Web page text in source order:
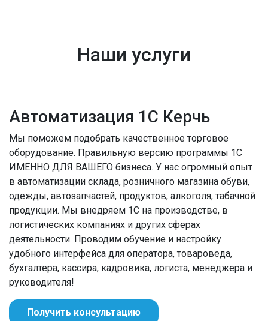
Наши услуги
Автоматизация 1С Керчь
Мы поможем подобрать качественное торговое
оборудование. Правильную версию программы 1С
ИМЕННО ДЛЯ ВАШЕГО бизнеса. У нас огромный опыт
в автоматизации склада, розничного магазина обуви,
одежды, автозапчастей, продуктов, алкоголя, табачной
продукции. Мы внедряем 1С на производстве, в
логистических компаниях и других сферах
деятельности. Проводим обучение и настройку
удобного интерфейса для оператора, товароведа,
бухгалтера, кассира, кадровика, логиста, менеджера и
руководителя!
Получить консультацию